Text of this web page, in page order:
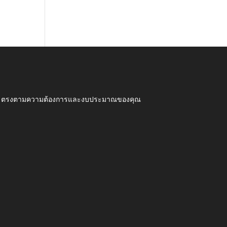
รงตามความต้องการและงบประมาณของคุณ